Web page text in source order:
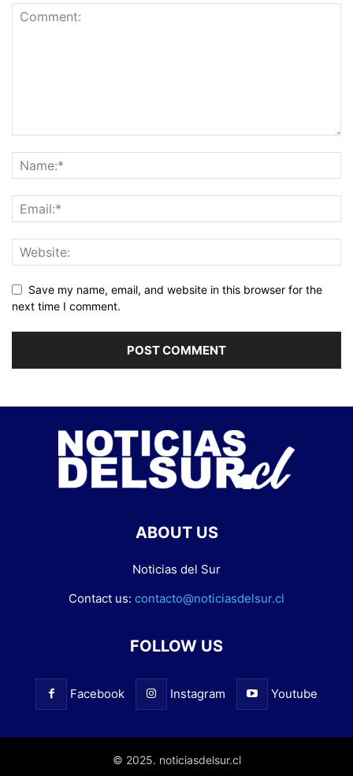
Save my name, email, and website in this browser for the
next time I comment.
ABOUT US
Noticias del Sur
Contact us: contacto@noticiasdelsur.cl
FOLLOW US
Facebook Instagram Youtube
© 2025. noticiasdelsur.cl